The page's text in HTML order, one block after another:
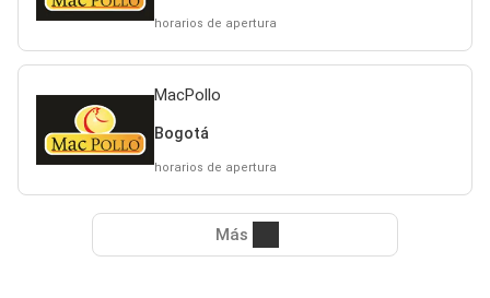
horarios de apertura
MacPollo
Bogotá
horarios de apertura
Más